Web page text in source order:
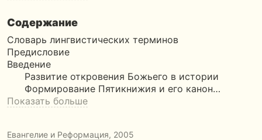
Содержание
Словарь лингвистических терминов
Предисловие
Введение
Развитие откровения Божьего в истории
Формирование Пятикнижия и его канон…
Показать больше
Евангелие и Реформация, 2005